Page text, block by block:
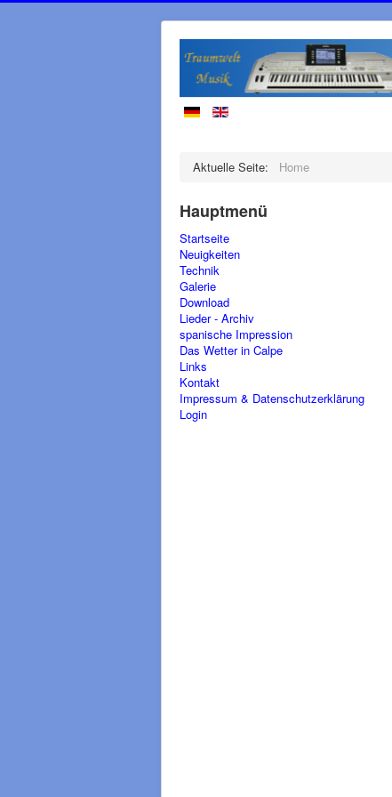
Aktuelle Seite: Home
Hauptmenü
Startseite
Neuigkeiten
Technik
Galerie
Download
Lieder - Archiv
spanische Impression
Das Wetter in Calpe
Links
Kontakt
Impressum & Datenschutzerklärung
Login